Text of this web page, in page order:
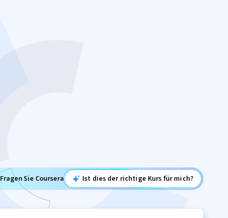
Fragen Sie Coursera Ist dies der richtige Kurs für mich?